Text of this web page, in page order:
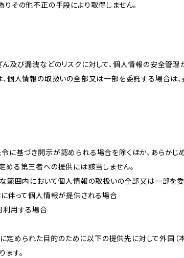
りその他不正の手段により取得しません。
ん及び漏洩などのリスクに対して、個人情報の安全管
、個人情報の取扱いの全部又は一部を委託する場合は
に基づき開示が認められる場合を除くほか、あらか
める第三者への提供には該当しません。
な範囲内において個人情報の取扱いの全部又は一部を
に伴って個人情報が提供される場合
利用する場合
定められた目的のために以下の提供先に対して外国
す。